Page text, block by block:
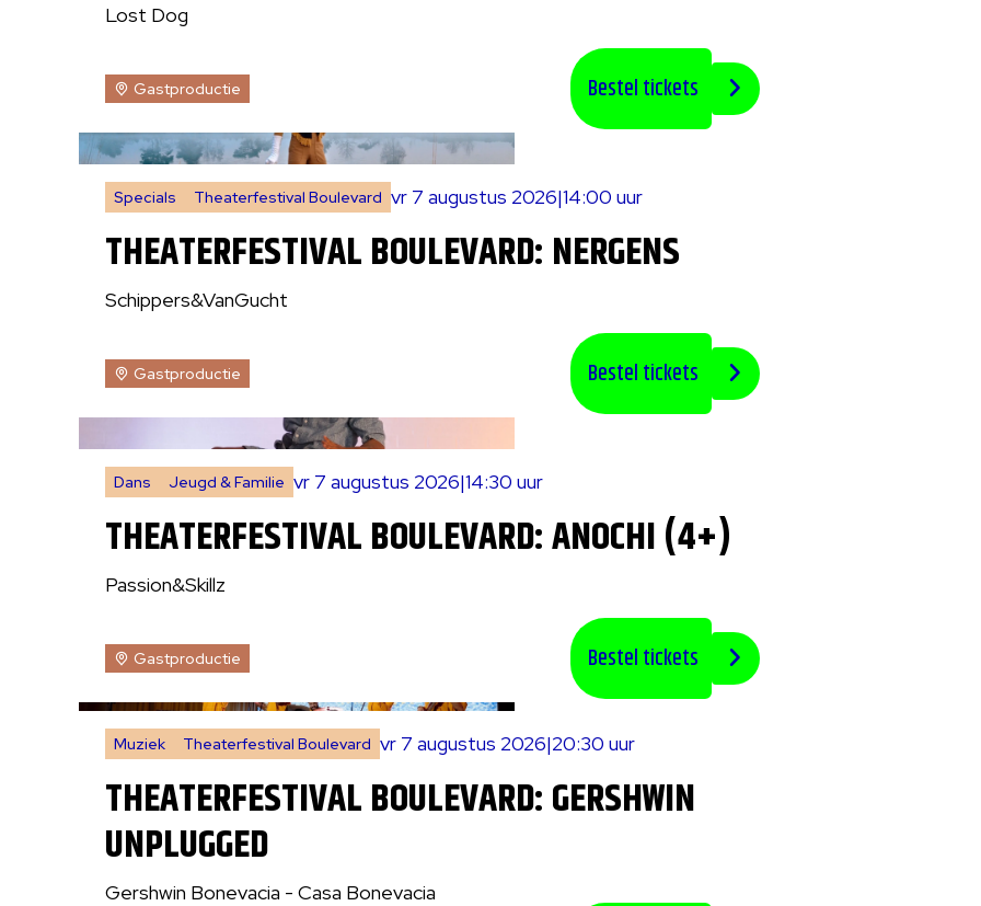
Lost Dog
Gastproductie Bestel tickets
THEATERFESTIVAL BOULEVARD: NERGENS
Specials Theaterfestival Boulevard vr 7 augustus 2026|14:00 uur
Schippers&VanGucht
Gastproductie Bestel tickets
THEATERFESTIVAL BOULEVARD: ANOCHI (4+)
Dans Jeugd & Familie vr 7 augustus 2026|14:30 uur
Passion&Skillz
Gastproductie Bestel tickets
THEATERFESTIVAL BOULEVARD: GERSHWIN
UNPLUGGED
Muziek Theaterfestival Boulevard vr 7 augustus 2026|20:30 uur
Gershwin Bonevacia - Casa Bonevacia